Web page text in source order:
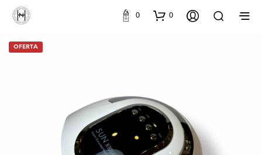
0 0
OFERTA